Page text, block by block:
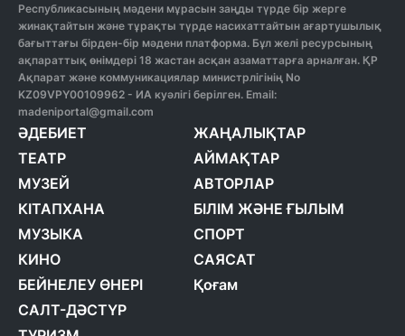
Республикасының мәдени мұрасын заңды түрде бір жерге
жинақтайтын және тұрақты түрде насихаттайтын ағартушылық
бағыттағы бірден-бір мәдени платформа. Бұл желі ресурсының
ақпараттық өнімдері 18 жастан асқан азаматтарға арналған. ҚР
Ақпарат және коммуникациялар министрлігінің No
KZ09VPY00109962 - ИА куәлігі берілген. Email:
madeniportal@gmail.com
ӘДЕБИЕТ
ТЕАТР
МУЗЕЙ
КІТАПХАНА
МУЗЫКА
КИНО
БЕЙНЕЛЕУ ӨНЕРІ
САЛТ-ДӘСТҮР
ЖАҢАЛЫҚТАР
АЙМАҚТАР
АВТОРЛАР
БІЛІМ ЖӘНЕ ҒЫЛЫМ
СПОРТ
САЯСАТ
Қоғам